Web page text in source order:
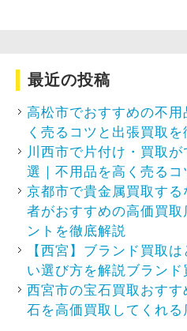
最近の投稿
高松市でおすすめの不
く売るコツと出張買取を
川西市で片付け・買取
選｜不用品を高く売るコ
京都市で貴金属買取す
者がおすすめの高価買取
ントを徹底解説
【西宮】ブランド買取
い選び方を解説ブラン
西宮市の宝石買取おす
石を高価買取してくれる